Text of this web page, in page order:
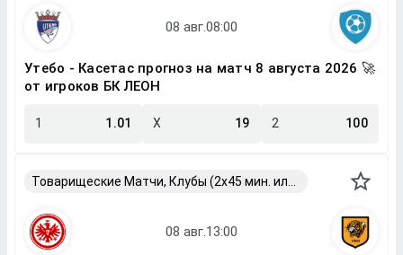
Утебо - Касетас прогноз на матч 8 августа 2026 🚀
от игроков БК ЛЕОН
1 1.01 X 19 2 100